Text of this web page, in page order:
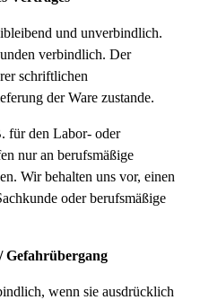
und unverbindlich.
verbindlich. Der
schriftlichen
der Ware zustande.
für den Labor- oder
nur an berufsmäßige
Wir behalten uns vor, einen
oder berufsmäßige
Gefahrübergang
wenn sie ausdrücklich